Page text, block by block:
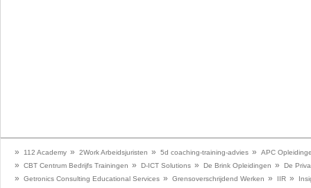
» 112 Academy » 2Work Arbeidsjuristen » 5d coaching-training-advies » APC
» CBT Centrum Bedrijfs Trainingen » D-ICT Solutions » De Brink Opleidingen » De
» Getronics Consulting Educational Services » Grensoverschrijdend Werken » IIR »